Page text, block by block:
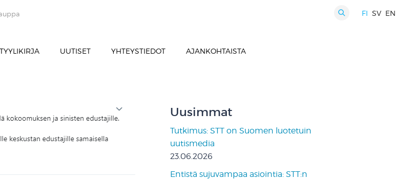
FI SV EN
TYYLIKIRJA UUTISET YHTEYSTIEDOT AJANKOHTAISTA
Uusimmat
Tutkimus: STT on Suomen luotetuin
uutismedia
23.06.2026
Entistä sujuvampaa asiointia: STT:n